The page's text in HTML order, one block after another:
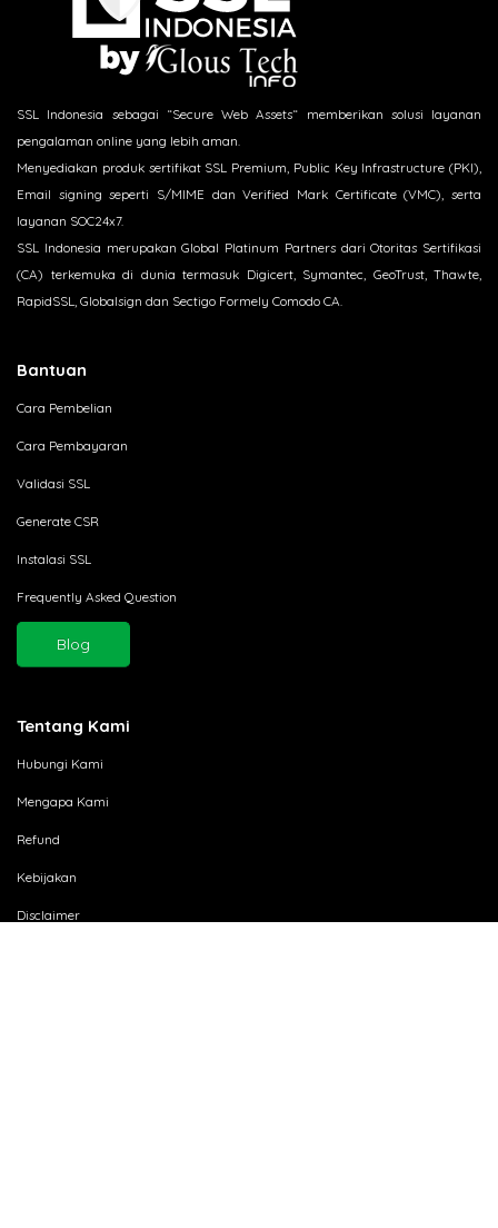
SSL Indonesia sebagai “Secure Web Assets“ memberikan solusi layanan
pengalaman online yang lebih aman.
Menyediakan produk sertifikat SSL Premium, Public Key Infrastructure (PKI),
Email signing seperti S/MIME dan Verified Mark Certificate (VMC), serta
layanan SOC24x7.
SSL Indonesia merupakan Global Platinum Partners dari Otoritas Sertifikasi
(CA) terkemuka di dunia termasuk Digicert, Symantec, GeoTrust, Thawte,
RapidSSL, Globalsign dan Sectigo Formely Comodo CA.
Bantuan
Cara Pembelian
Cara Pembayaran
Validasi SSL
Generate CSR
Instalasi SSL
Frequently Asked Question
Blog
Tentang Kami
Hubungi Kami
Mengapa Kami
Refund
Kebijakan
Disclaimer